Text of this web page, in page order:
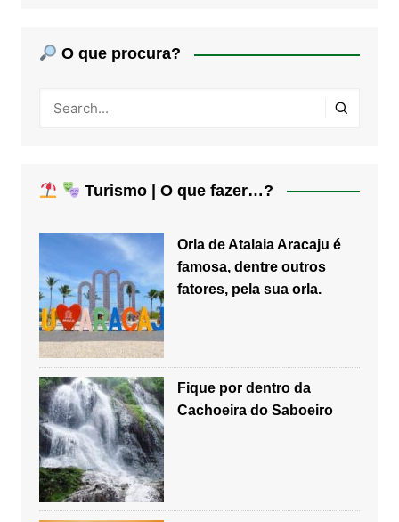
O que procura?
Turismo | O que fazer…?
Orla de Atalaia Aracaju é
famosa, dentre outros
fatores, pela sua orla.
Fique por dentro da
Cachoeira do Saboeiro